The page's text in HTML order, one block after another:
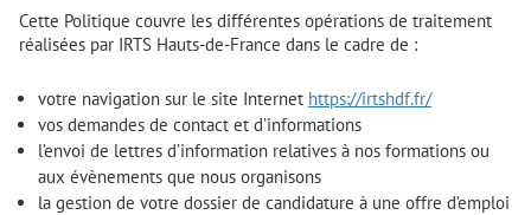
Cette Politique couvre les différentes opérations de traitement
réalisées par IRTS Hauts-de-France dans le cadre de :
votre navigation sur le site Internet https://irtshdf.fr/
vos demandes de contact et d’informations
l’envoi de lettres d’information relatives à nos formations ou
aux évènements que nous organisons
la gestion de votre dossier de candidature à une offre d’emploi